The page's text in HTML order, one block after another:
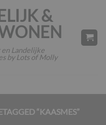
&
en Landelijke
by Lots of Molly
“KAASMES”